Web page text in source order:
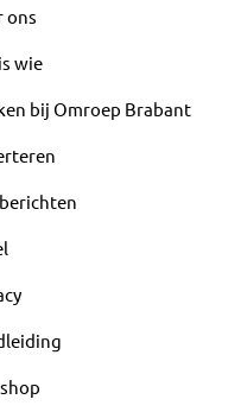
ons
wie
bij Omroep Brabant